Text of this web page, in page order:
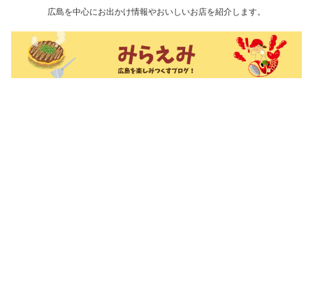
広島を中心にお出かけ情報やおいしいお店を紹介します。